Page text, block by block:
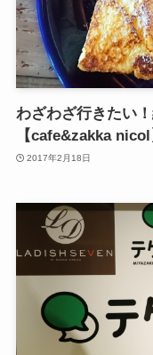
わざわざ行きたい
【cafe&zakka nicol
2017年2月18日